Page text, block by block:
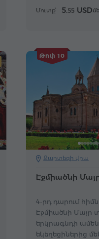
Մուտք՝ 5.55USD
Թոփ 10
Քարտեզի վրա
Էջմիածնի
4-րդ դարում
Էջմիածնի Մայր
երկրագնդի
եկեղեցիներից